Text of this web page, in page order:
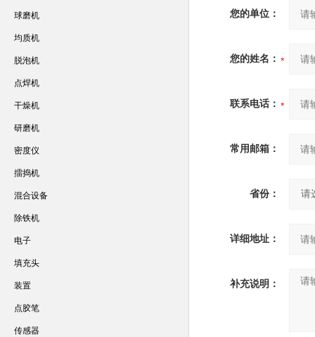
您的单位：
您的姓名：
联系电话：
常用邮箱：
省份：
详细地址：
补充说明：
球磨机
均质机
脱泡机
点焊机
干燥机
研磨机
密度仪
擂捣机
混合设备
除铁机
电子
填充头
装置
点胶笔
传感器